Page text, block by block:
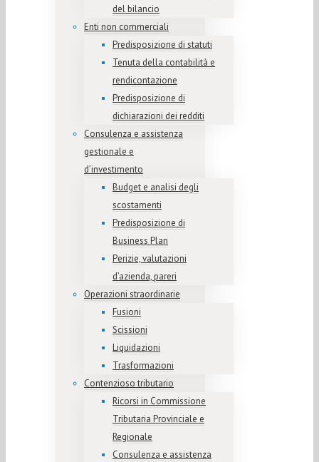
del bilancio
Enti non commerciali
Predisposizione di statuti
Tenuta della contabilità e
rendicontazione
Predisposizione di
dichiarazioni dei redditi
Consulenza e assistenza
gestionale e
d’investimento
Budget e analisi degli
scostamenti
Predisposizione di
Business Plan
Perizie, valutazioni
d’azienda, pareri
Operazioni straordinarie
Fusioni
Scissioni
Liquidazioni
Trasformazioni
Contenzioso tributario
Ricorsi in Commissione
Tributaria Provinciale e
Regionale
Consulenza e assistenza